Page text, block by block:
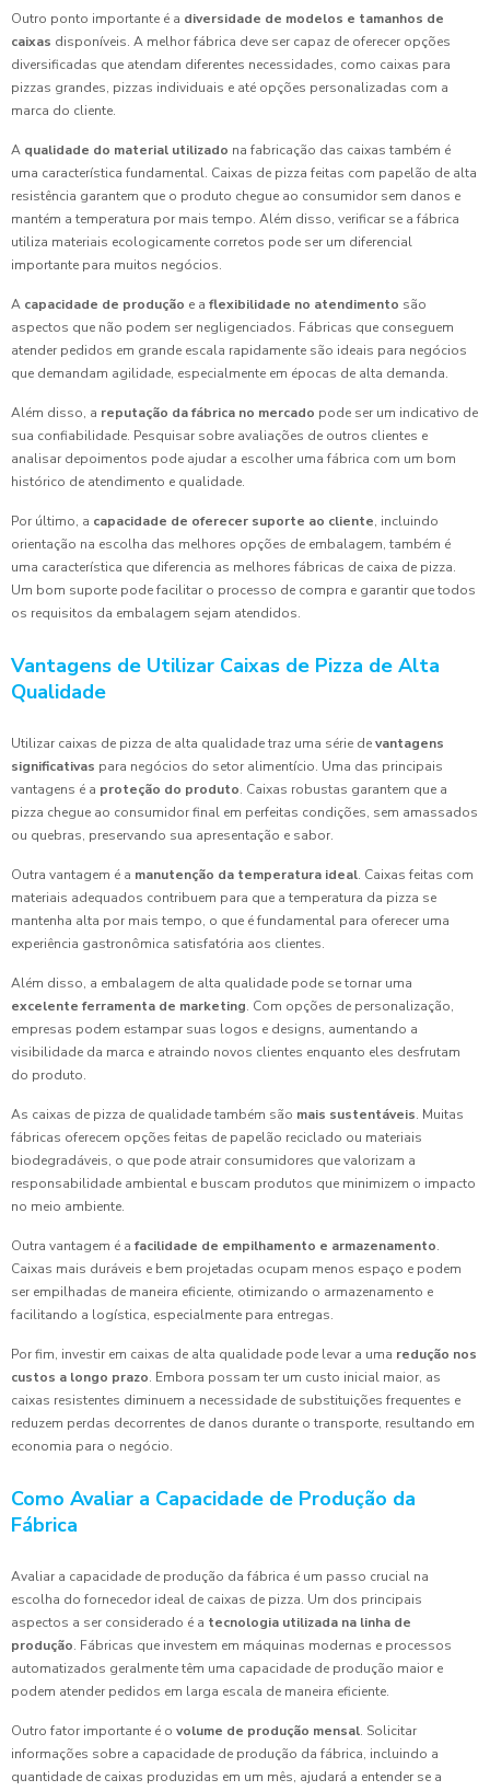
Outro ponto importante é a diversidade de modelos e tamanhos de
caixas disponíveis. A melhor fábrica deve ser capaz de oferecer opções
diversificadas que atendam diferentes necessidades, como caixas para
pizzas grandes, pizzas individuais e até opções personalizadas com a
marca do cliente.
A qualidade do material utilizado na fabricação das caixas também é
uma característica fundamental. Caixas de pizza feitas com papelão de alta
resistência garantem que o produto chegue ao consumidor sem danos e
mantém a temperatura por mais tempo. Além disso, verificar se a fábrica
utiliza materiais ecologicamente corretos pode ser um diferencial
importante para muitos negócios.
A capacidade de produção e a flexibilidade no atendimento são
aspectos que não podem ser negligenciados. Fábricas que conseguem
atender pedidos em grande escala rapidamente são ideais para negócios
que demandam agilidade, especialmente em épocas de alta demanda.
Além disso, a reputação da fábrica no mercado pode ser um indicativo de
sua confiabilidade. Pesquisar sobre avaliações de outros clientes e
analisar depoimentos pode ajudar a escolher uma fábrica com um bom
histórico de atendimento e qualidade.
Por último, a capacidade de oferecer suporte ao cliente, incluindo
orientação na escolha das melhores opções de embalagem, também é
uma característica que diferencia as melhores fábricas de caixa de pizza.
Um bom suporte pode facilitar o processo de compra e garantir que todos
os requisitos da embalagem sejam atendidos.
Vantagens de Utilizar Caixas de Pizza de Alta
Qualidade
Utilizar caixas de pizza de alta qualidade traz uma série devantagens
significativas para negócios do setor alimentício. Uma das principais
vantagens é a proteção do produto. Caixas robustas garantem que a
pizza chegue ao consumidor final em perfeitas condições, sem amassados
ou quebras, preservando sua apresentação e sabor.
Outra vantagem é a manutenção da temperatura ideal. Caixas feitas com
materiais adequados contribuem para que a temperatura da pizza se
mantenha alta por mais tempo, o que é fundamental para oferecer uma
experiência gastronômica satisfatória aos clientes.
Além disso, a embalagem de alta qualidade pode se tornar uma
excelente ferramenta de marketing. Com opções de personalização,
empresas podem estampar suas logos e designs, aumentando a
visibilidade da marca e atraindo novos clientes enquanto eles desfrutam
do produto.
As caixas de pizza de qualidade também são mais sustentáveis. Muitas
fábricas oferecem opções feitas de papelão reciclado ou materiais
biodegradáveis, o que pode atrair consumidores que valorizam a
responsabilidade ambiental e buscam produtos que minimizem o impacto
no meio ambiente.
Outra vantagem é a facilidade de empilhamento e armazenamento.
Caixas mais duráveis e bem projetadas ocupam menos espaço e podem
ser empilhadas de maneira eficiente, otimizando o armazenamento e
facilitando a logística, especialmente para entregas.
Por fim, investir em caixas de alta qualidade pode levar a uma redução nos
custos a longo prazo. Embora possam ter um custo inicial maior, as
caixas resistentes diminuem a necessidade de substituições frequentes e
reduzem perdas decorrentes de danos durante o transporte, resultando em
economia para o negócio.
Como Avaliar a Capacidade de Produção da
Fábrica
Avaliar a capacidade de produção da fábrica é um passo crucial na
escolha do fornecedor ideal de caixas de pizza. Um dos principais
aspectos a ser considerado é a tecnologia utilizada na linha de
produção. Fábricas que investem em máquinas modernas e processos
automatizados geralmente têm uma capacidade de produção maior e
podem atender pedidos em larga escala de maneira eficiente.
Outro fator importante é o volume de produção mensal. Solicitar
informações sobre a capacidade de produção da fábrica, incluindo a
quantidade de caixas produzidas em um mês, ajudará a entender se a